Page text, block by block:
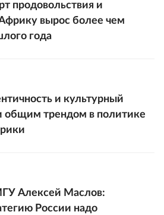
продовольствия и
вырос более чем
года
и культурный
общим трендом в политике
Алексей Маслов:
России надо